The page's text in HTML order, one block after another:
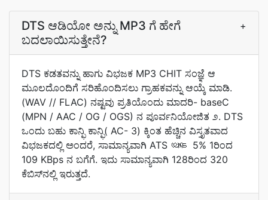
DTS ಆಡಿಯೋ ಅನ್ನು MP3 ಗೆ ಹೇಗೆ
ಬದಲಾಯಿಸುತ್ತೇನೆ?
+
DTS ಕಡತವನ್ನು ಹಾಗು ವಿಭಜಕ MP3 CHIT ಸಂಜ್ಞೆ ಆ
ಮೂಲದೊಂದಿಗೆ ಸರಿಹೊಂದಿಸಲು ಗ್ರಾಹಕವನ್ನು ಆಯ್ಕೆ ಮಾಡಿ.
(WAV // FLAC) ನಷ್ಟವು ಪ್ರತಿಯೊಂದು ಮಾದರಿ- baseC
(MPN / AAC / OG / OGS) ನ ಪೂರ್ವನಿಯೋಜಿತ ೨. DTS
ಒಂದು ಬಹು ಕಾನ್ಫಿ ಕಾನ್ಫಿ( AC- 3) ಕ್ಕಿಂತ ಹೆಚ್ಚಿನ ವಿಸ್ತೃತವಾದ
ವಿಭಜಕದಲ್ಲಿ ಅಂದರೆ, ಸಾಮಾನ್ಯವಾಗಿ ATS യുടെ 5% 1ರಿಂದ
109 KBps ನ ಬಗೆಗೆ. ಇದು ಸಾಮಾನ್ಯವಾಗಿ 128ರಿಂದ 320
ಕೆಬಿಸ್‌ನಲ್ಲಿ ಇರುತ್ತದೆ.